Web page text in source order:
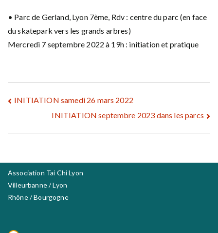
• Parc de Gerland, Lyon 7ème, Rdv : centre du parc (en face
du skatepark vers les grands arbres)
Mercredi 7 septembre 2022 à 19h : initiation et pratique
Navigation
INITIATION samedi 26 mars 2022
INITIATION septembre 2023 dans les parcs
Association Tai Chi Lyon
Villeurbanne / Lyon
Rhône / Bourgogne